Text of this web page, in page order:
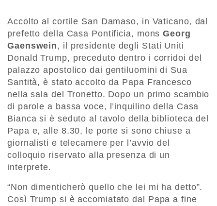
Accolto al cortile San Damaso, in Vaticano, dal
prefetto della Casa Pontificia, monsGeorg
Gaenswein, il presidente degli Stati Uniti
Donald Trump, preceduto dentro i corridoi del
palazzo apostolico dai gentiluomini di Sua
Santità, è stato accolto da Papa Francesco
nella sala del Tronetto. Dopo un primo scambio
di parole a bassa voce, l’inquilino della Casa
Bianca si è seduto al tavolo della biblioteca del
Papa e, alle 8.30, le porte si sono chiuse a
giornalisti e telecamere per l’avvio del
colloquio riservato alla presenza di un
interprete.
“Non dimenticherò quello che lei mi ha detto”.
Così Trump si è accomiatato dal Papa a fine